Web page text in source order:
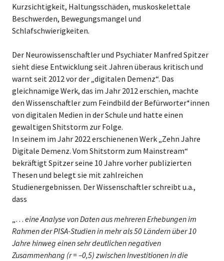
Kurzsichtigkeit, Haltungsschäden, muskoskelettale
Beschwerden, Bewegungsmangel und
Schlafschwierigkeiten.
Der Neurowissenschaftler und Psychiater Manfred Spitzer
sieht diese Entwicklung seit Jahren überaus kritisch und
warnt seit 2012 vor der „digitalen Demenz“. Das
gleichnamige Werk, das im Jahr 2012 erschien, machte
den Wissenschaftler zum Feindbild der Befürworter*innen
von digitalen Medien in der Schule und hatte einen
gewaltigen Shitstorm zur Folge.
In seinem im Jahr 2022 erschienenen Werk „Zehn Jahre
Digitale Demenz. Vom Shitstorm zum Mainstream“
bekräftigt Spitzer seine 10 Jahre vorher publizierten
Thesen und belegt sie mit zahlreichen
Studienergebnissen. Der Wissenschaftler schreibt u.a.,
dass
„… eine Analyse von Daten aus mehreren Erhebungen im
Rahmen der PISA-Studien in mehr als 50 Ländern über 10
Jahre hinweg einen sehr deutlichen negativen
Zusammenhang (r = –0,5) zwischen Investitionen in die